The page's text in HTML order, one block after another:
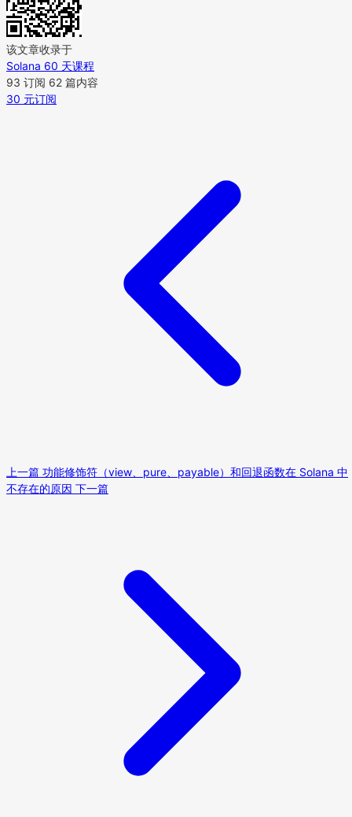
该文章收录于
Solana 60 天课程
93 订阅 62 篇内容
30 元订阅
上一篇 功能修饰符（view、pure、payable）和回退函数在 Solana 中
不存在的原因 下一篇